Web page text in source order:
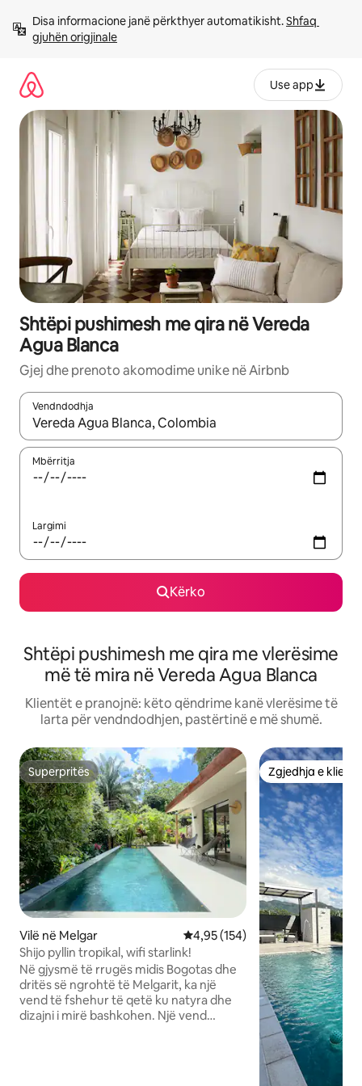
përmbajtja
Disa informacione janë përkthyer automatikisht. Shfaq
gjuhën origjinale
Use app
Shtëpi pushimesh me qira në Vereda
Agua Blanca
Gjej dhe prenoto akomodime unike në Airbnb
Vendndodhja
Kur rezultatet të jenë të disponueshme, lëviz me butonat e
Mbërritja
Largimi
Kërko
Shtëpi pushimesh me qira me vlerësime
më të mira në Vereda Agua Blanca
Klientët e pranojnë: këto qëndrime kanë vlerësime të
larta për vendndodhjen, pastërtinë e më shumë.
Superpritës
Superpritës
Vilë në Melgar Vlerësimi mesatar 4,95 nga 5,
4,95 (154)
Shijo pyllin tropikal, wifi starlink!
Në gjysmë të rrugës midis Bogotas dhe
dritës së ngrohtë të Melgarit, ka një
vend të fshehur të qetë ku natyra dhe
dizajni i mirë bashkohen. Një vend
Zgjedhja e
Zgjedhja e